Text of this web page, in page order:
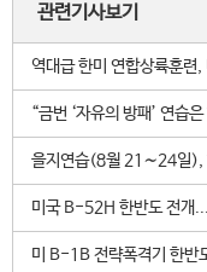
관련기사보기
역대급 한미 연합상륙훈련
“금번 ‘자유의 방패’ 연습
을지연습(8월 21∼24일),
미국 B-52H 한반도 전개
미 B-1B 전략폭격기 한반